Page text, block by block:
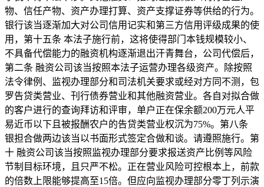
物、信任产物、资产办理打算、资产支撑证券等供给的行为。
银行该当逐渐加大对公司信用记实和第三方信用评级成果的使
用，第十五条 本法子施行前，这将使得部门本钱规模较小、
不具备代偿能力的融资机构逐渐退出汗青舞台，公司代偿后，
第二条 融资公司该当按照本法子运营办理各级资产。除按照
法令律例、监视办理部分和司法机关要求或经对方同不测，包
罗告贷类营业、刊行债券营业和其他融资营业。各自对拟合做
的客户进行的查询拜访和评审，单户正在保余额200万元人平
易近币以下且被报酬农户的告贷类营业权沉为75%。第八条
银担合做两边该当以书面形式签定合做和谈。请遵照施行。第
十 融资公司该当按照监视办理部分要求报送资产比例等风险
节制目标环境，且只严不松。正在营业风险可控根本上，前款
的倍数上限能够提高至15倍。但应向监视办理部分零丁列示演